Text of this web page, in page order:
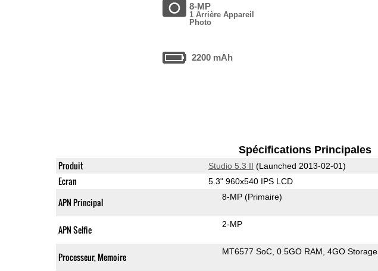
8-MP
1 Arrière Appareil
Photo
2200 mAh
Spécifications Principales
Produit Studio 5.3 II (Launched 2013-02-01)
Ecran 5.3" 960x540 IPS LCD
APN Principal 8-MP (Primaire)
APN Selfie 2-MP
Processeur, Memoire MT6577 SoC 0.5GO RAM 4GO Storage